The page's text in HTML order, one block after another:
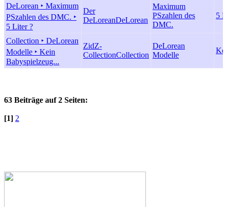
DeLorean ‣ Maximum
PSzahlen des DMC. ‣
5 Liter ?
Der
DeLoreanDeLorean
Maximum
PSzahlen des
DMC.
5
Collection ‣ DeLorean
Modelle ‣ Kein
Babyspielzeug...
ZidZ-
CollectionCollection
DeLorean
Modelle
63 Beiträge auf 2 Seiten:
[1] 2